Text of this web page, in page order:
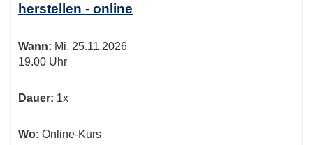
herstellen - online
Wann: Mi. 25.11.2026
19.00 Uhr
Dauer: 1x
Wo: Online-Kurs